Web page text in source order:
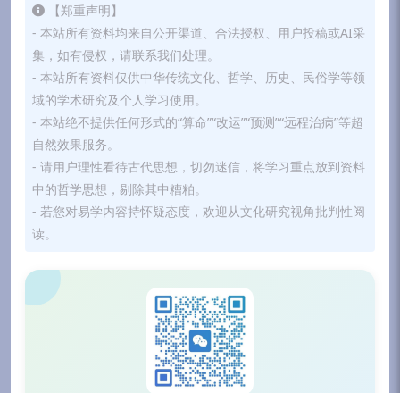
【郑重声明】
- 本站所有资料均来自公开渠道、合法授权、用户投稿或AI采
集，如有侵权，请联系我们处理。
- 本站所有资料仅供中华传统文化、哲学、历史、民俗学等领
域的学术研究及个人学习使用。
- 本站绝不提供任何形式的“算命”“改运”“预测”“远程治病”等超
自然效果服务。
- 请用户理性看待古代思想，切勿迷信，将学习重点放到资料
中的哲学思想，剔除其中糟粕。
- 若您对易学内容持怀疑态度，欢迎从文化研究视角批判性阅
读。